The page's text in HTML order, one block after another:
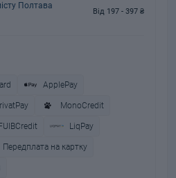
Полтава
Від 197 - 397 ₴
ApplePay
MonoCredit
FUIBCredit LiqPay
Передплата на картку